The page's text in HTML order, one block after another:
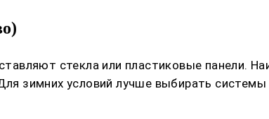
стекла или пластиковые панели.
зимних условий лучше выбирать